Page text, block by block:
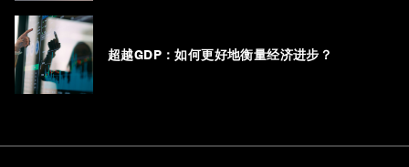
超越GDP：如何更好地衡量经济进步？